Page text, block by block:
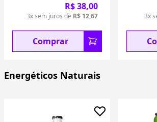
R$ 29,97
3x sem juros de R$ 9,99
Comprar
3x
Energéticos Naturais